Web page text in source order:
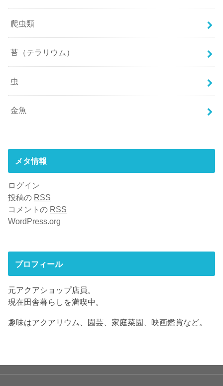
爬虫類
苔（テラリウム）
虫
金魚
メタ情報
ログイン
投稿の RSS
コメントの RSS
WordPress.org
プロフィール
元アクアショップ店員。
現在田舎暮らしを満喫中。
趣味はアクアリウム、園芸、家庭菜園、映画鑑賞など。